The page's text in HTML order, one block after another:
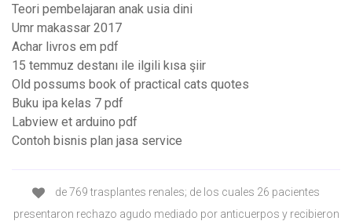
Teori pembelajaran anak usia dini
Umr makassar 2017
Achar livros em pdf
15 temmuz destanı ile ilgili kısa şiir
Old possums book of practical cats quotes
Buku ipa kelas 7 pdf
Labview et arduino pdf
Contoh bisnis plan jasa service
de 769 trasplantes renales; de los cuales 26 pacientes
presentaron rechazo agudo mediado por anticuerpos y recibieron